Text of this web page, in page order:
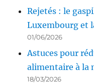
Rejetés : le
Luxembourg et
01/06/2026
Astuces pour
alimentaire à la
18/03/2026